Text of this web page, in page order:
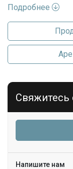
Безопасность
Последние
Удобства
Парковка
Подробнее
Свяжитесь
Напишите нам